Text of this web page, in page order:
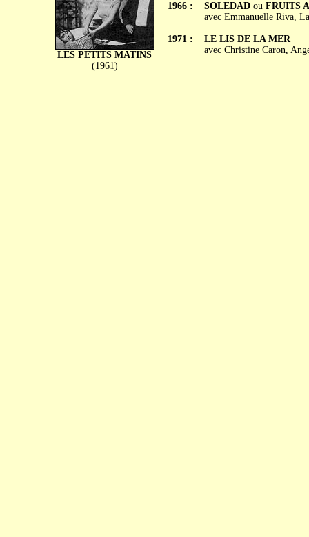
LES PETITS MATINS
(1961)
1966 :
1971 :
SOLEDADou FRUITS
avec Emmanuelle Riva,
LE LIS DE LA MER
avec Christine Caron,